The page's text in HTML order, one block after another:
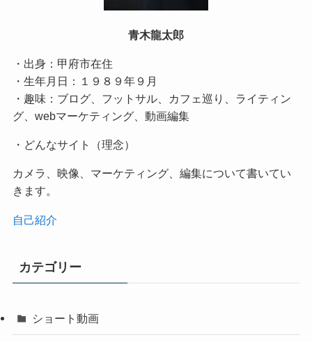
青木龍太郎
・出身：甲府市在住
・生年月日：１９８９年９月
・趣味：ブログ、フットサル、カフェ巡り、ライティン
グ、webマーケティング、動画編集
・どんなサイト（理念）
カメラ、映像、マーケティング、編集について書いてい
きます。
自己紹介
カテゴリー
ショート動画